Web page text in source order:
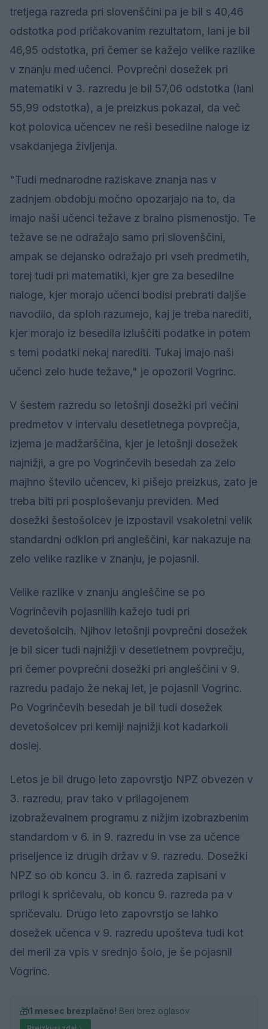
tretjega razreda pri slovenščini pa je bil s 40,46
odstotka pod pričakovanim rezultatom, lani je bil
46,95 odstotka, pri čemer se kažejo velike razlike
v znanju med učenci. Povprečni dosežek pri
matematiki v 3. razredu je bil 57,06 odstotka (lani
55,99 odstotka), a je preizkus pokazal, da več
kot polovica učencev ne reši besedilne naloge iz
vsakdanjega življenja.
"Tudi mednarodne raziskave znanja nas v
zadnjem obdobju močno opozarjajo na to, da
imajo naši učenci težave z bralno pismenostjo. Te
težave se ne odražajo samo pri slovenščini,
ampak se dejansko odražajo pri vseh predmetih,
torej tudi pri matematiki, kjer gre za besedilne
naloge, kjer morajo učenci bodisi prebrati daljše
navodilo, da sploh razumejo, kaj je treba narediti,
kjer morajo iz besedila izluščiti podatke in potem
s temi podatki nekaj narediti. Tukaj imajo naši
učenci zelo hude težave," je opozoril Vogrinc.
V šestem razredu so letošnji dosežki pri večini
predmetov v intervalu desetletnega povprečja,
izjema je madžarščina, kjer je letošnji dosežek
najnižji, a gre po Vogrinčevih besedah za zelo
majhno število učencev, ki pišejo preizkus, zato je
treba biti pri posploševanju previden. Med
dosežki šestošolcev je izpostavil vsakoletni velik
standardni odklon pri angleščini, kar nakazuje na
zelo velike razlike v znanju, je pojasnil.
Velike razlike v znanju angleščine se po
Vogrinčevih pojasnilih kažejo tudi pri
devetošolcih. Njihov letošnji povprečni dosežek
je bil sicer tudi najnižji v desetletnem povprečju,
pri čemer povprečni dosežki pri angleščini v 9.
razredu padajo že nekaj let, je pojasnil Vogrinc.
Po Vogrinčevih besedah je bil tudi dosežek
devetošolcev pri kemiji najnižji kot kadarkoli
doslej.
Letos je bil drugo leto zapovrstjo NPZ obvezen v
3. razredu, prav tako v prilagojenem
izobraževalnem programu z nižjim izobrazbenim
standardom v 6. in 9. razredu in vse za učence
priseljence iz drugih držav v 9. razredu. Dosežki
NPZ so ob koncu 3. in 6. razreda zapisani v
prilogi k spričevalu, ob koncu 9. razreda pa v
spričevalu. Drugo leto zapovrstjo se lahko
dosežek učenca v 9. razredu upošteva tudi kot
del meril za vpis v srednjo šolo, je še pojasnil
Vogrinc.
🎁1 mesec brezplačno! Beri brez oglasov